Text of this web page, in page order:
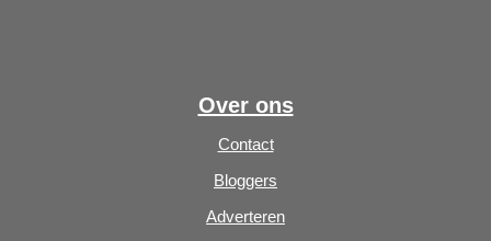
Over ons
Contact
Bloggers
Adverteren